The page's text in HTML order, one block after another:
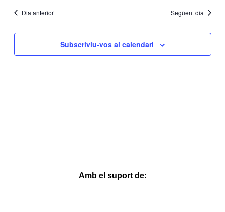
cerca
unaDia anterior Següent dia
Subscriviu-vos al calendari
Amb el suport de: